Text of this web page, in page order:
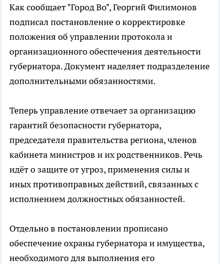
Как сообщает "Город Во", Георгий Филимонов
подписал постановление о корректировке
положения об управлении протокола и
организационного обеспечения деятельности
губернатора. Документ наделяет подразделение
дополнительными обязанностями.
Теперь управление отвечает за организацию
гарантий безопасности губернатора,
председателя правительства региона, членов
кабинета министров и их родственников. Речь
идёт о защите от угроз, применения силы и
иных противоправных действий, связанных с
исполнением должностных обязанностей.
Отдельно в постановлении прописано
обеспечение охраны губернатора и имущества,
необходимого для выполнения его